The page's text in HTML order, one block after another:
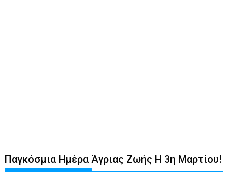
Παγκόσμια Ημέρα Άγριας Ζωής Η 3η Μαρτίου!